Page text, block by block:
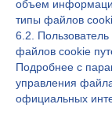
объем
типы файлов
6.2.
файлов cookie
Подробнее с
управления
официальных